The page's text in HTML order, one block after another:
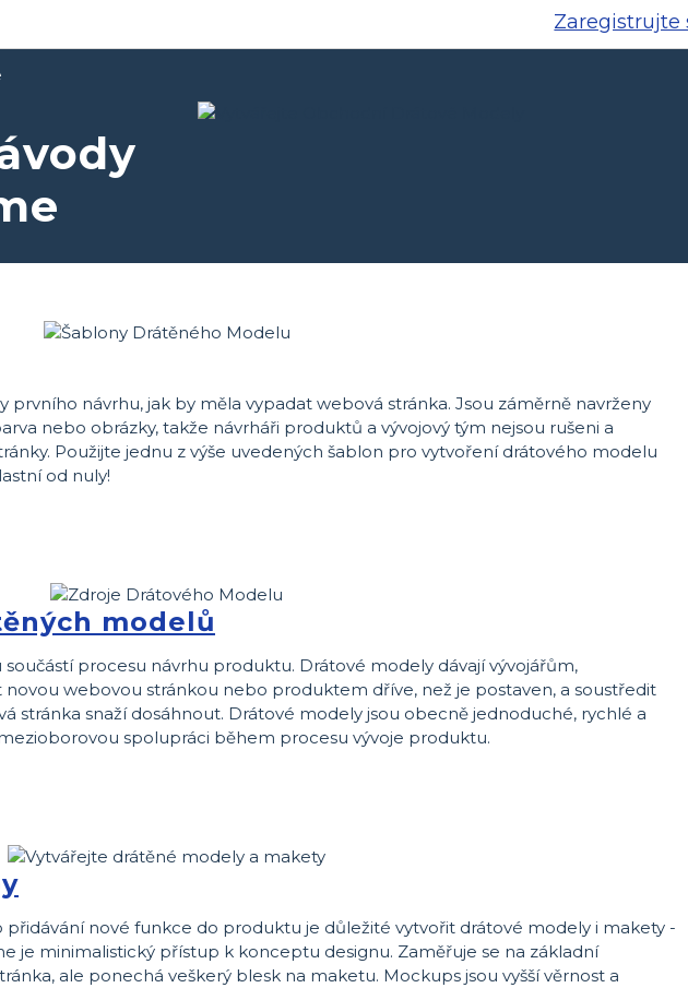
Zaregistrujte
návrhu, jak by měla vypadat webová stránka. Jsou záměrně navrženy
nebo obrázky, takže návrháři produktů a vývojový tým nejsou rušeni a
Použijte jednu z výše uvedených šablon pro vytvoření drátového modelu
od nuly!
modelů
procesu návrhu produktu. Drátové modely dávají vývojářům,
webovou stránkou nebo produktem dříve, než je postaven, a soustředit
stránka snaží dosáhnout. Drátové modely jsou obecně jednoduché, rychlé a
spolupráci během procesu vývoje produktu.
nové funkce do produktu je důležité vytvořit drátové modely i makety -
je minimalistický přístup k konceptu designu. Zaměřuje se na základní
ale ponechá veškerý blesk na maketu. Mockups jsou vyšší věrnost a